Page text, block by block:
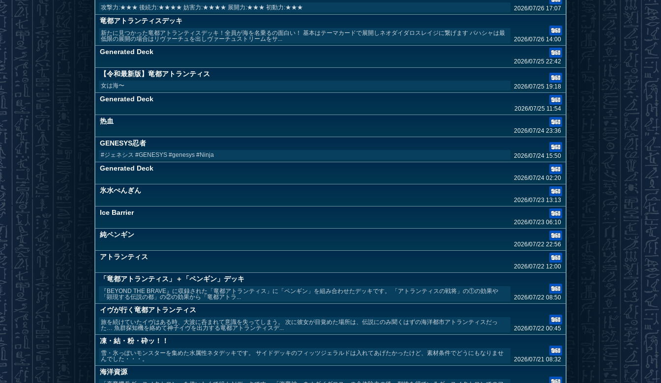
攻撃力:★★★ 後続力:★★★★ 妨害力:★★★★ 展開力:★★★ 初動力:★★★ 2026/07/26 17:07
竜都アトランティスデッキ
新たに見つかった竜都アトランティスデッキ！全員が海を名乗るの面白い！ 基本はテーマカードで展開しネオダイダロスレイジに繋げます バハシャは最
低限の展開の場合はリヴァーチュを出しヴァーチュストリームをサ...
2026/07/26 14:00
Generated Deck
2026/07/25 22:42
【令和最新版】竜都アトランティス
女は海〜 2026/07/25 19:18
Generated Deck
2026/07/25 11:54
热血
2026/07/24 23:36
GENESYS忍者
#ジェネシス #GENESYS #genesys #Ninja 2026/07/24 15:50
Generated Deck
2026/07/24 02:20
氷水ぺんぎん
2026/07/23 13:13
Ice Barrier
2026/07/23 06:10
純ペンギン
2026/07/22 22:56
アトランティス
2026/07/22 12:00
「竜都アトランティス」＋「ペンギン」デッキ
『BEYOND THE BRAVE』に収録された「竜都アトランティス」に「ペンギン」を組み合わせたデッキです。 「アトランティスの戦将」の①の効果や
「顕現する伝説の都」の②の効果から「竜都アトラ...
2026/07/22 08:50
イヴが行く竜都アトランティス
旅を続けていたイヴはある時、大波に呑まれて意識を失ってしまう。 次に彼女が目覚めた場所は、伝説にのみ聞くはずの海洋都市アトランティスだっ
た… 魚群探知機を絡めて神子イヴを出力する竜都アトランティスデ...
2026/07/22 00:45
凍・結・粉・砕ッ！！
雪・氷っぽいモンスターを集めた水属性ネタデッキです。 サイドデッキのフィッツジェラルドは入れてあげたかったけど、素材条件でどうにもなりませ
んでした・・・。
2026/07/21 08:32
海洋資源